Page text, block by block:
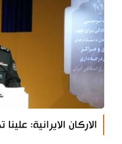
الاركان الايرانية: